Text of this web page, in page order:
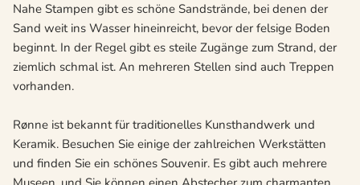
Nahe Stampen gibt es schöne Sandstrände, bei denen der
Sand weit ins Wasser hineinreicht, bevor der felsige Boden
beginnt. In der Regel gibt es steile Zugänge zum Strand, der
ziemlich schmal ist. An mehreren Stellen sind auch Treppen
vorhanden.
Rønne ist bekannt für traditionelles Kunsthandwerk und
Keramik. Besuchen Sie einige der zahlreichen Werkstätten
und finden Sie ein schönes Souvenir. Es gibt auch mehrere